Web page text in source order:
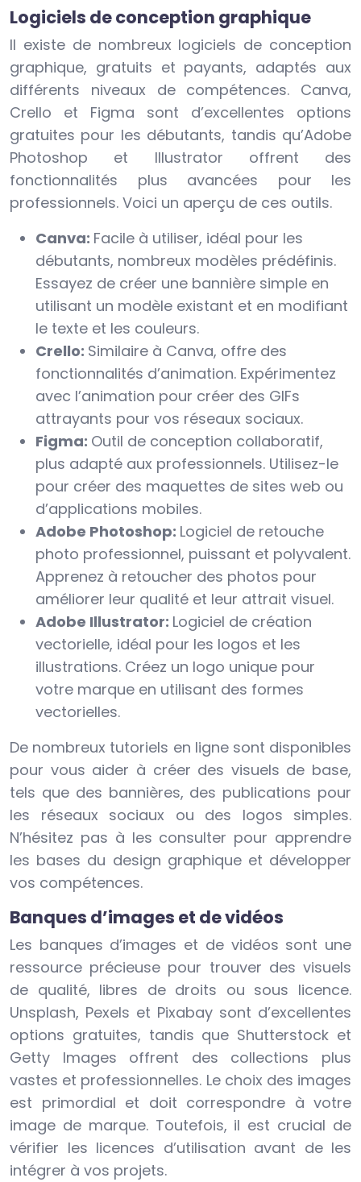
Logiciels de conception graphique
Il existe de nombreux logiciels de conception
graphique, gratuits et payants, adaptés aux
différents niveaux de compétences. Canva,
Crello et Figma sont d’excellentes options
gratuites pour les débutants, tandis qu’Adobe
Photoshop et Illustrator offrent des
fonctionnalités plus avancées pour les
professionnels. Voici un aperçu de ces outils.
Canva: Facile à utiliser, idéal pour les
débutants, nombreux modèles prédéfinis.
Essayez de créer une bannière simple en
utilisant un modèle existant et en modifiant
le texte et les couleurs.
Crello: Similaire à Canva, offre des
fonctionnalités d’animation. Expérimentez
avec l’animation pour créer des GIFs
attrayants pour vos réseaux sociaux.
Figma: Outil de conception collaboratif,
plus adapté aux professionnels. Utilisez-le
pour créer des maquettes de sites web ou
d’applications mobiles.
Adobe Photoshop: Logiciel de retouche
photo professionnel, puissant et polyvalent.
Apprenez à retoucher des photos pour
améliorer leur qualité et leur attrait visuel.
Adobe Illustrator: Logiciel de création
vectorielle, idéal pour les logos et les
illustrations. Créez un logo unique pour
votre marque en utilisant des formes
vectorielles.
De nombreux tutoriels en ligne sont disponibles
pour vous aider à créer des visuels de base,
tels que des bannières, des publications pour
les réseaux sociaux ou des logos simples.
N’hésitez pas à les consulter pour apprendre
les bases du design graphique et développer
vos compétences.
Banques d’images et de vidéos
Les banques d’images et de vidéos sont une
ressource précieuse pour trouver des visuels
de qualité, libres de droits ou sous licence.
Unsplash, Pexels et Pixabay sont d’excellentes
options gratuites, tandis que Shutterstock et
Getty Images offrent des collections plus
vastes et professionnelles. Le choix des images
est primordial et doit correspondre à votre
image de marque. Toutefois, il est crucial de
vérifier les licences d’utilisation avant de les
intégrer à vos projets.